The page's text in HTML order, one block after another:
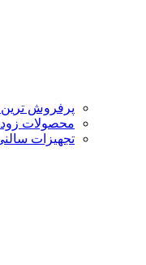
پرفروش ترین
محصولات
تجهیزات